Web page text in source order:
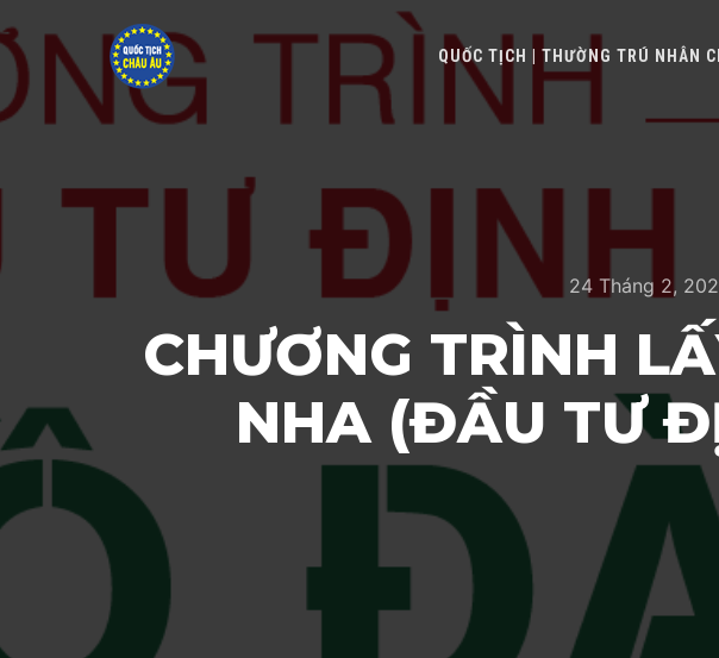
QUỐC TỊCH | THƯỜNG TRÚ NHÂN
24 Tháng 2,
CHƯƠNG TRÌNH
NHA (ĐẦU TƯ